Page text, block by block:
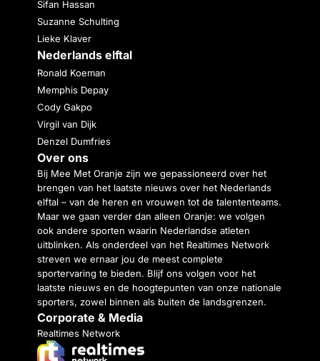
Sifan Hassan
Suzanne Schulting
Lieke Klaver
Nederlands elftal
Ronald Koeman
Memphis Depay
Cody Gakpo
Virgil van Dijk
Denzel Dumfries
Over ons
Bij Mee Met Oranje zijn we gepassioneerd over het
brengen van het laatste nieuws over het Nederlands
elftal – van de heren en vrouwen tot de talententeams.
Maar we gaan verder dan alleen Oranje: we volgen
ook andere sporten waarin Nederlandse atleten
uitblinken. Als onderdeel van het Realtimes Network
streven we ernaar jou de meest complete
sportervaring te bieden. Blijf ons volgen voor het
laatste nieuws en de hoogtepunten van onze nationale
sporters, zowel binnen als buiten de landsgrenzen.
Corporate & Media
Realtimes Network